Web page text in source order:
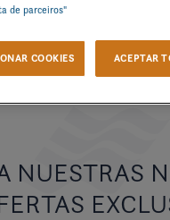
NUESTRAS
de parceiros"
COOKIES ACEPTAR